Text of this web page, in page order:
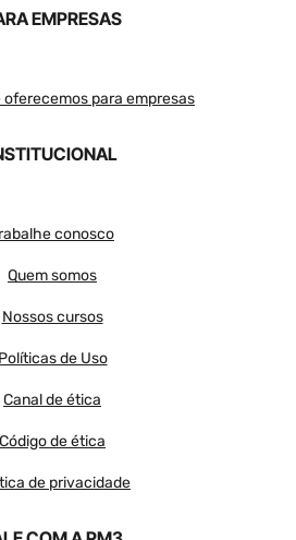
EMPRESAS
oferecemos para empresas
conosco
Quem somos
Nossos cursos
Políticas de Uso
Canal de ética
Código de ética
de privacidade